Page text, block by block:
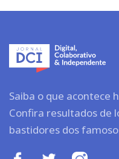
Saiba o que acontece
Confira resultados de
bastidores dos